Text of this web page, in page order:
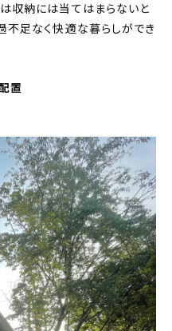
収納には当てはまらないと
不足なく快適な暮らしができ
置